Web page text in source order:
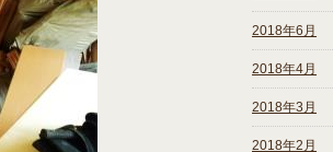
2018年6月
2018年4月
2018年3月
2018年2月